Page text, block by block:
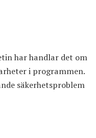
har handlar det om
i programmen.
säkerhetsproblem